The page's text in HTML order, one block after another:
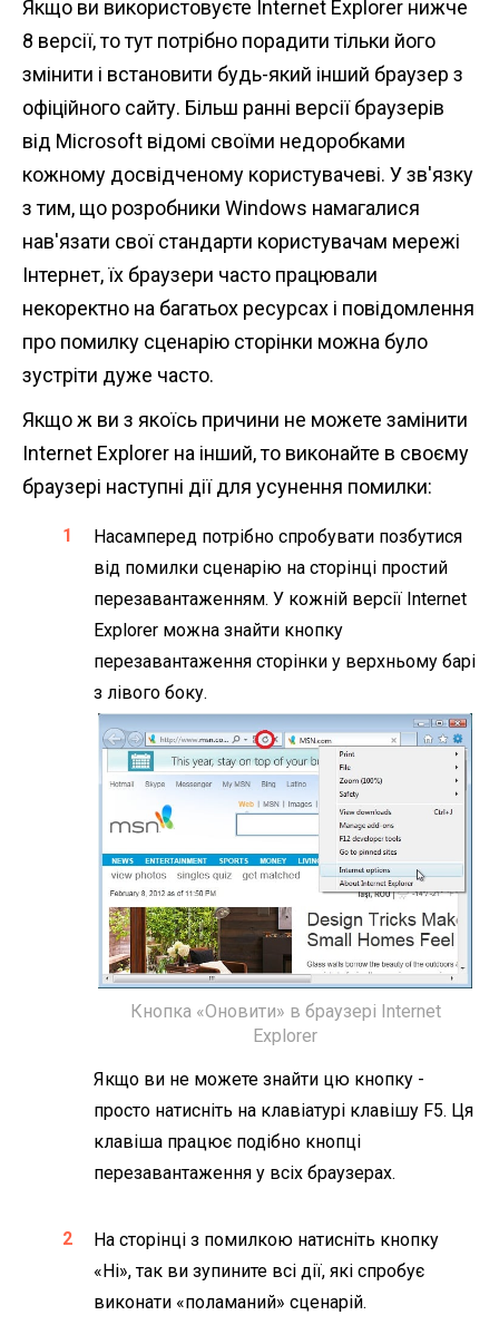
Якщо ви використовуєте Internet Explorer нижче
8 версії, то тут потрібно порадити тільки його
змінити і встановити будь-який інший браузер з
офіційного сайту. Більш ранні версії браузерів
від Microsoft відомі своїми недоробками
кожному досвідченому користувачеві. У зв'язку
з тим, що розробники Windows намагалися
нав'язати свої стандарти користувачам мережі
Інтернет, їх браузери часто працювали
некоректно на багатьох ресурсах і повідомлення
про помилку сценарію сторінки можна було
зустріти дуже часто.
Якщо ж ви з якоїсь причини не можете замінити
Internet Explorer на інший, то виконайте в своєму
браузері наступні дії для усунення помилки:
Насамперед потрібно спробувати позбутися
від помилки сценарію на сторінці простий
перезавантаженням. У кожній версії Internet
Explorer можна знайти кнопку
перезавантаження сторінки у верхньому барі
з лівого боку.
Кнопка «Оновити» в браузері Internet
Explorer
Якщо ви не можете знайти цю кнопку -
просто натисніть на клавіатурі клавішу F5. Ця
клавіша працює подібно кнопці
перезавантаження у всіх браузерах.
На сторінці з помилкою натисніть кнопку
«Ні», так ви зупините всі дії, які спробує
виконати «поламаний» сценарій.